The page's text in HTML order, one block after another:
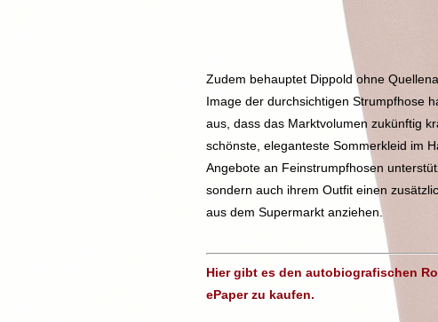
Zudem behauptet Dippold ohne
Image der durchsichtigen Strumpfhose
aus, dass das Marktvolumen zukünftig
schönste, eleganteste Sommerkleid im
Angebote an Feinstrumpfhosen
sondern auch ihrem Outfit einen
aus dem Supermarkt anziehen.
Hier gibt es den autobiografischen
ePaper zu kaufen.